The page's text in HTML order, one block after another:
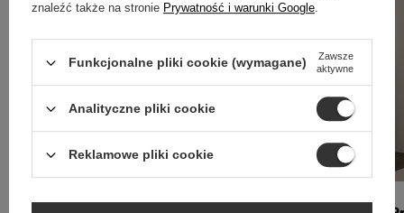
znaleźć także na stronie Prywatność i warunki Google.
Funkcjonalne pliki cookie (wymagane)
Zawsze
aktywne
Analityczne pliki cookie
Reklamowe pliki cookie